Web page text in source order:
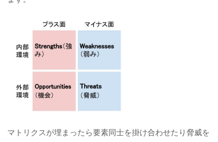
マトリクスが埋まったら要素同士を掛け合わせたり脅威を